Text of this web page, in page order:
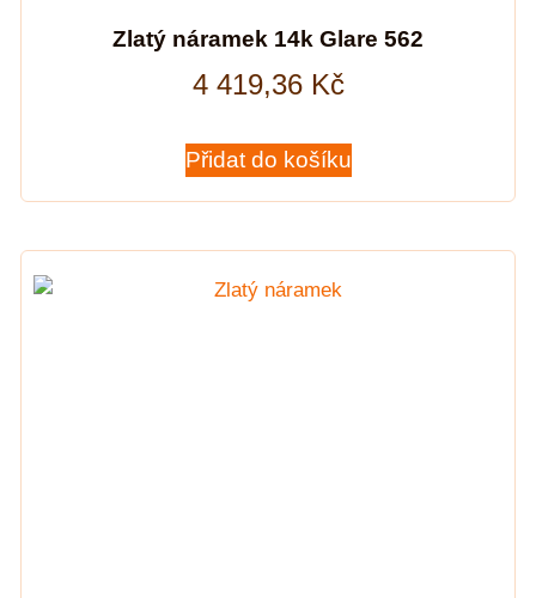
Zlatý náramek 14k Glare 562
4 419,36 Kč
Přidat do košíku